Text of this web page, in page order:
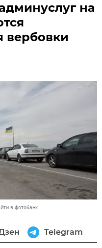
на
вербовки
в фотобанк
Telegram